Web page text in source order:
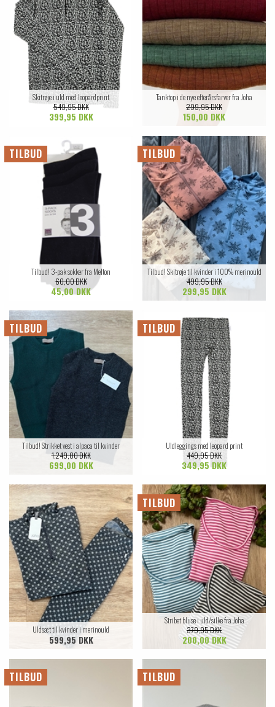
Skitrøje i uld med leopardprint
549,95 DKK
399,95 DKK
Tanktop i de nye efterårsfarver fra Joha
299,95 DKK
150,00 DKK
TILBUD
Tilbud! 3-pak sokker fra Melton
60,00 DKK
45,00 DKK
TILBUD
Tilbud! Skitrøje til kvinder i 100% merinould
499,95 DKK
299,95 DKK
TILBUD
Tilbud! Strikket vest i alpaca til kvinder
1.249,00 DKK
699,00 DKK
TILBUD
Uldleggings med leopard print
449,95 DKK
349,95 DKK
Uldsæt til kvinder i merinould
599,95 DKK
TILBUD
Stribet bluse i uld/silke fra Joha
379,95 DKK
200,00 DKK
TILBUD TILBUD